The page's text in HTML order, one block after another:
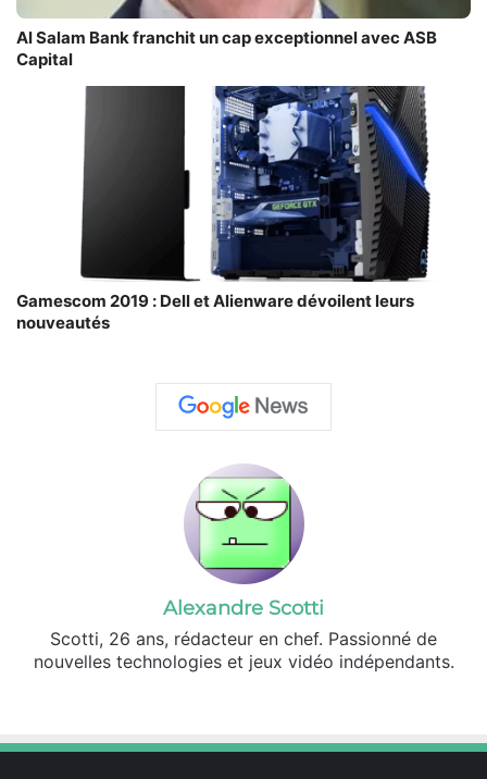
Al Salam Bank franchit un cap exceptionnel avec ASB
Capital
Gamescom 2019 : Dell et Alienware dévoilent leurs
nouveautés
Alexandre Scotti
Scotti, 26 ans, rédacteur en chef. Passionné de
nouvelles technologies et jeux vidéo indépendants.